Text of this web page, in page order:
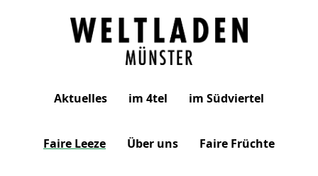
Weltladen
Aktuelles im 4tel im Südviertel
Faire Leeze Über uns Faire Früchte